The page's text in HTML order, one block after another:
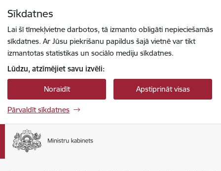
Sīkdatnes
Lai šī tīmekļvietne darbotos, tā izmanto obligāti nepieciešamās
sīkdatnes. Ar Jūsu piekrišanu papildus šajā vietnē var tikt
izmantotas statistikas un sociālo mediju sīkdatnes.
Lūdzu, atzīmējiet savu izvēli:
Noraidīt Apstiprināt visas
Pārvaldīt sīkdatnes